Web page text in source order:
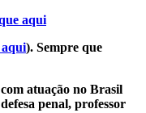
aqui
). Sempre que
atuação no Brasil
penal, professor